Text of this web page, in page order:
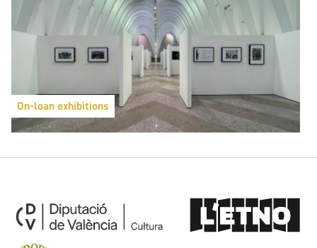
On-loan exhibitions